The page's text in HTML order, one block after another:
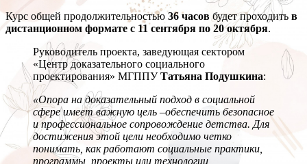
Курс общей продолжительностью 36 часовбудет проходить в
дистанционном формате с 11 сентября по 20 октября.
Руководитель проекта, заведующая сектором
«Центр доказательного социального
проектирования» МГППУТатьяна Подушкина:
«Опора на доказательный подход в социальной
сфере имеет важную цель –обеспечить безопасное
и профессиональное сопровождение детства. Для
достижения этой цели необходимо четко
понимать, как работают социальные практики,
программы, проекты или технологии,